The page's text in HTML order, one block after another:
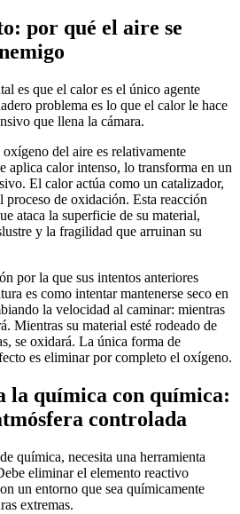
por qué el aire se
es que el calor es el único agente
problema es lo que el calor le hace
que llena la cámara.
del aire es relativamente
aplica calor intenso, lo transforma en un
El calor actúa como un catalizador,
proceso de oxidación. Esta reacción
ataca la superficie de su material,
y la fragilidad que arruinan su
por la que sus intentos anteriores
es como intentar mantenerse seco en
la velocidad al caminar: mientras
Mientras su material esté rodeado de
se oxidará. La única forma de
es eliminar por completo el oxígeno.
la química con química:
controlada
química, necesita una herramienta
eliminar el elemento reactivo
un entorno que sea químicamente
extremas.